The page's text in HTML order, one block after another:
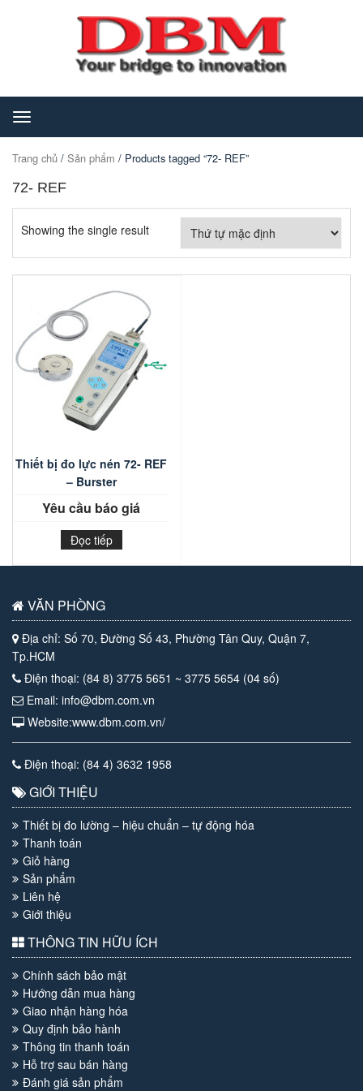
Toggle
navigation
Trang chủ / Sản phẩm / Products tagged “72- REF”
72- REF
Showing the single result
Thiết bị đo lực nén 72- REF
– Burster
Yêu cầu báo giá
Đọc tiếp
VĂN PHÒNG
Địa chỉ: Số 70, Đường Số 43, Phường Tân Quy, Quận 7,
Tp.HCM
Điện thoại: (84 8) 3775 5651 ~ 3775 5654 (04 số)
Email: info@dbm.com.vn
Website:www.dbm.com.vn/
Điện thoại: (84 4) 3632 1958
GIỚI THIỆU
Thiết bị đo lường – hiệu chuẩn – tự động hóa
Thanh toán
Giỏ hàng
Sản phẩm
Liên hệ
Giới thiệu
THÔNG TIN HỮU ÍCH
Chính sách bảo mật
Hướng dẫn mua hàng
Giao nhận hàng hóa
Quy định bảo hành
Thông tin thanh toán
Hỗ trợ sau bán hàng
Đánh giá sản phẩm